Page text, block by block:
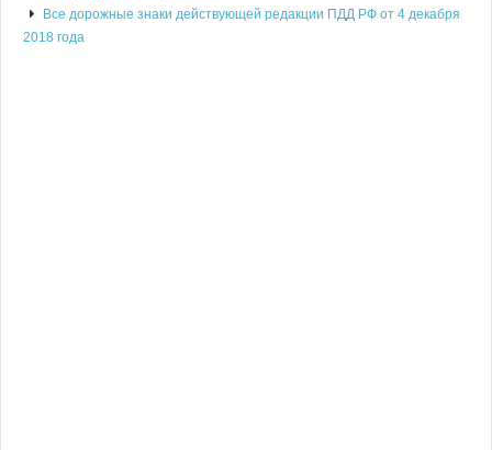
Все дорожные знаки действующей редакции ПДД РФ от 4 декабря
2018 года